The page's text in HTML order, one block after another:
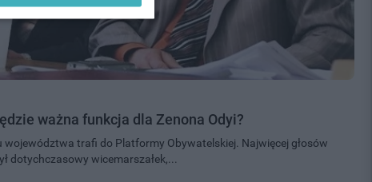
ważna funkcja dla Zenona Odyi?
trafi do Platformy Obywatelskiej. Najwięcej głosów
dotychczasowy wicemarszałek,...